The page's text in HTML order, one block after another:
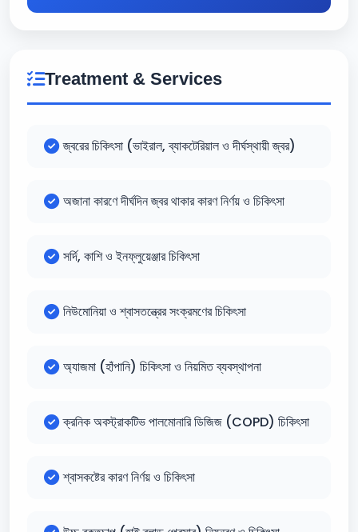
Treatment & Services
জ্বরের চিকিৎসা (ভাইরাল, ব্যাকটেরিয়াল ও দীর্ঘস্থায়ী জ্বর)
অজানা কারণে দীর্ঘদিন জ্বর থাকার কারণ নির্ণয় ও চিকিৎসা
সর্দি, কাশি ও ইনফ্লুয়েঞ্জার চিকিৎসা
নিউমোনিয়া ও শ্বাসতন্ত্রের সংক্রমণের চিকিৎসা
অ্যাজমা (হাঁপানি) চিকিৎসা ও নিয়মিত ব্যবস্থাপনা
ক্রনিক অবস্ট্রাকটিভ পালমোনারি ডিজিজ (COPD) চিকিৎসা
শ্বাসকষ্টের কারণ নির্ণয় ও চিকিৎসা